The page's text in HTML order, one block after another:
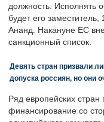
должность. Исполнять
будет его
Ананд. Накануне ЕС
санкционный список.
Девять стран призвали
допуска россиян, но они
Ряд европейских
финансирование со